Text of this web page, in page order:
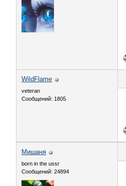
WildFlame
veteran
Сообщений: 1805
Мишаня
born in the ussr
Сообщений: 24894